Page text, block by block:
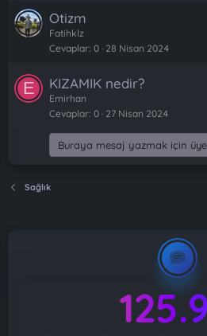
Otizm
Fatihklz
Cevaplar 0 28 Nisan 2024
E KIZAMIK nedir?
Emirhan
Cevaplar 0 27 Nisan 2024
Buraya mesaj yazmak için
Sağlık